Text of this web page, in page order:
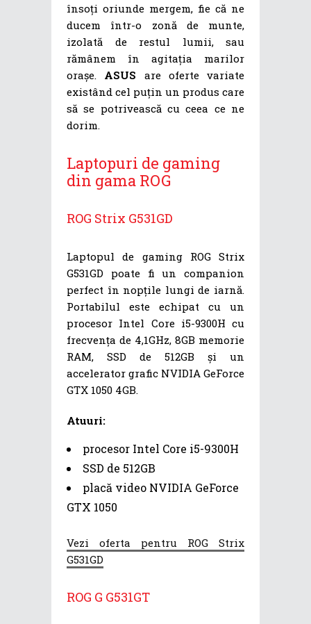
însoți oriunde mergem, fie că ne
ducem într-o zonă de munte,
izolată de restul lumii, sau
rămânem în agitația marilor
orașe. ASUS are oferte variate
existând cel puțin un produs care
să se potrivească cu ceea ce ne
dorim.
Laptopuri de gaming
din gama ROG
ROG Strix G531GD
Laptopul de gaming ROG Strix
G531GD poate fi un companion
perfect în nopțile lungi de iarnă.
Portabilul este echipat cu un
procesor Intel Core i5-9300H cu
frecvența de 4,1GHz, 8GB memorie
RAM, SSD de 512GB și un
accelerator grafic NVIDIA GeForce
GTX 1050 4GB.
Atuuri:
procesor Intel Core i5-9300H
SSD de 512GB
placă video NVIDIA GeForce
GTX 1050
Vezi oferta pentru ROG Strix
G531GD
ROG G G531GT